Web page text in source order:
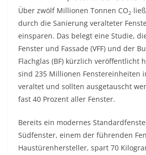
Über zwölf Millionen Tonnen CO2
durch die Sanierung veralteter
einsparen. Das belegt eine Studie,
Fenster und Fassade (VFF) und der
Flachglas (BF) kürzlich veröffentlicht
sind 235 Millionen Fenstereinheiten
veraltet und sollten ausgetauscht
fast 40 Prozent aller Fenster.
Bereits ein modernes
Südfenster, einem der führenden
Haustürenhersteller, spart 70